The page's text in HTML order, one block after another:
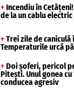
+ Incendiu în
de la un cablu
+ Trei zile de caniculă
Temperaturile urcă
+ Doi șoferi, pericol
Pitești. Unul gonea
conducea agresiv